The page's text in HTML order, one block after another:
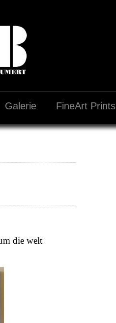
Galerie FineArt Prints
die welt